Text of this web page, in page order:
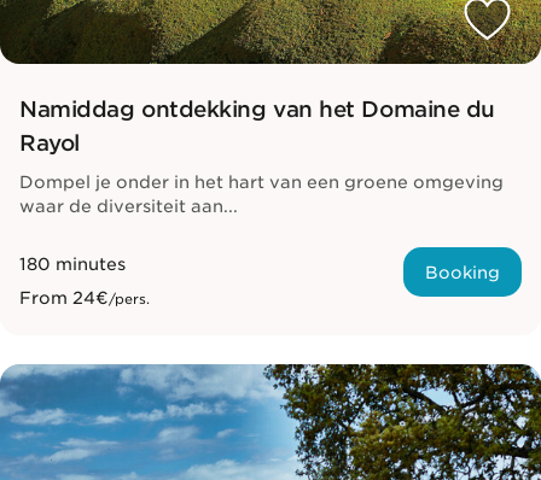
Namiddag ontdekking van het Domaine du
Rayol
Dompel je onder in het hart van een groene omgeving
waar de diversiteit aan...
180 minutes
From 24€/pers.
Booking